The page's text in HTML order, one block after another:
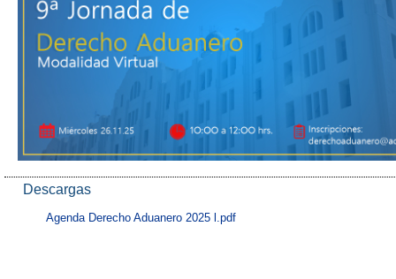
Descargas
Agenda Derecho Aduanero 2025 l.pdf